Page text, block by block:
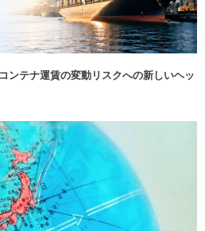
ンテナ運賃の変動リスクへの新しいヘッ